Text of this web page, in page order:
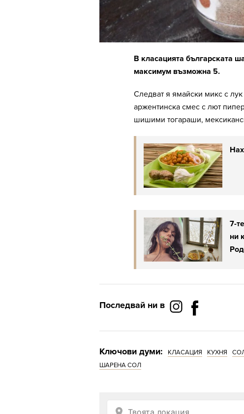
В класацията българската
максимум възможна 5.
Следват я ямайски микс с
аржентинска смес с лют
шишими тогараши,
7-
ни
Последвай ни в
Ключови думи: КЛАСАЦИЯ КУХНЯ
ШАРЕНА СОЛ